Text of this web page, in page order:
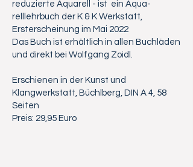
reduzierte Aquarell - ist ein Aqua-
relllehrbuch der K & K Werkstatt,
Ersterscheinung im Mai 2022
Das Buch ist erhältlich in allen Buchläden
und direkt bei Wolfgang Zoidl.
Erschienen in der Kunst und
Klangwerkstatt, Büchlberg, DIN A 4, 58
Seiten
Preis: 29,95 Euro